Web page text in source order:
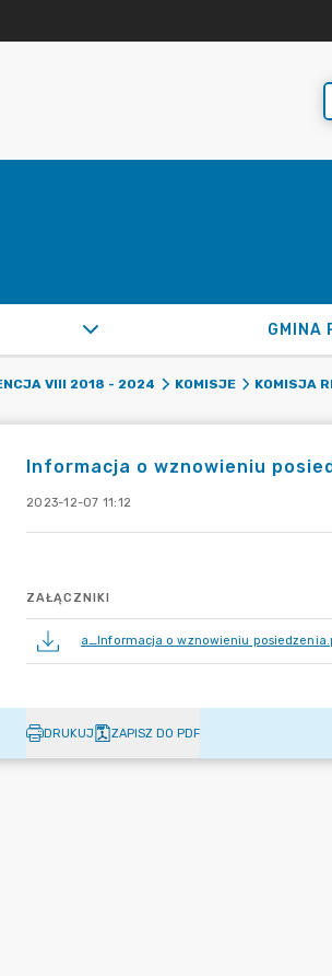
GMINA
VIII 2018 - 2024 KOMISJE KOMISJA
Informacja o wznowieniu
2023-12-07 11:12
ZAŁĄCZNIKI
a_Informacja o wznowieniu
DRUKUJ ZAPISZ DO PDF